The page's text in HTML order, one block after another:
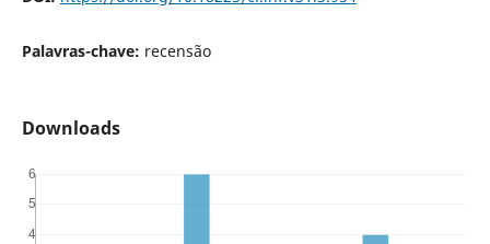
Palavras-chave: recensão
Downloads